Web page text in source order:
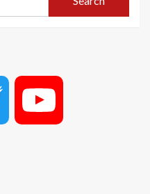
Twitter